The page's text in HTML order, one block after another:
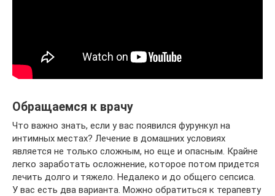
Обращаемся к врачу
Что важно знать, если у вас появился фурункул на
интимных местах? Лечение в домашних условиях
является не только сложным, но еще и опасным. Крайне
легко заработать осложнение, которое потом придется
лечить долго и тяжело. Недалеко и до общего сепсиса.
У вас есть два варианта. Можно обратиться к терапевту